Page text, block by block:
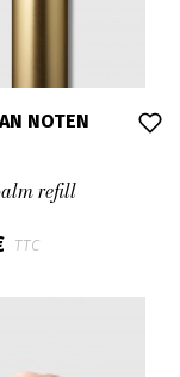
NOTEN
refill
TTC